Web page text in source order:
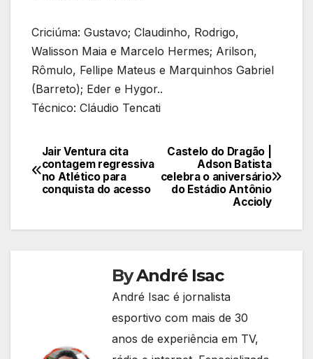
Criciúma: Gustavo; Claudinho, Rodrigo,
Walisson Maia e Marcelo Hermes; Arilson,
Rômulo, Fellipe Mateus e Marquinhos Gabriel
(Barreto); Eder e Hygor..
Técnico: Cláudio Tencati
Navegação
de
Castelo do Dragão |
Adson Batista
celebra o aniversário
do Estádio Antônio
Accioly
Jair Ventura cita
contagem regressiva
no Atlético para
conquista do acesso
ByAndré Isac
André Isac é jornalista
esportivo com mais de 30
anos de experiência em TV,